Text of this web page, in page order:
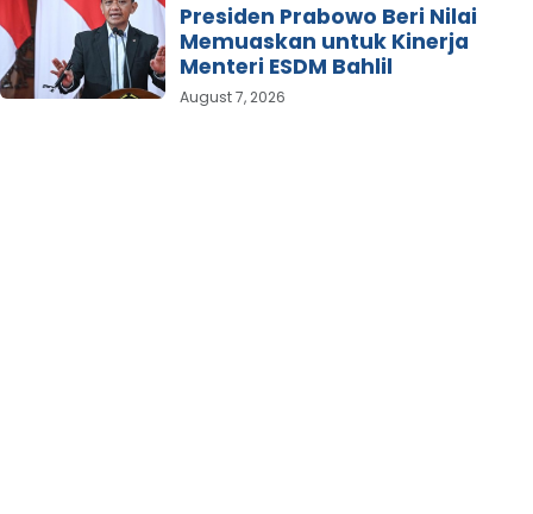
Presiden Prabowo Beri Nilai
Memuaskan untuk Kinerja
Menteri ESDM Bahlil
August 7, 2026